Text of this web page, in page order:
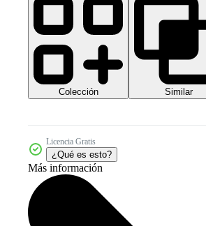
Colección Similar
Licencia Gratis
¿Qué es esto?
Más información